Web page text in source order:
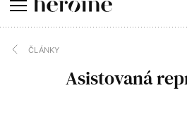
ČLÁNKY
Asistovaná